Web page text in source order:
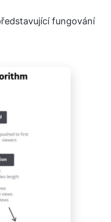
fungování